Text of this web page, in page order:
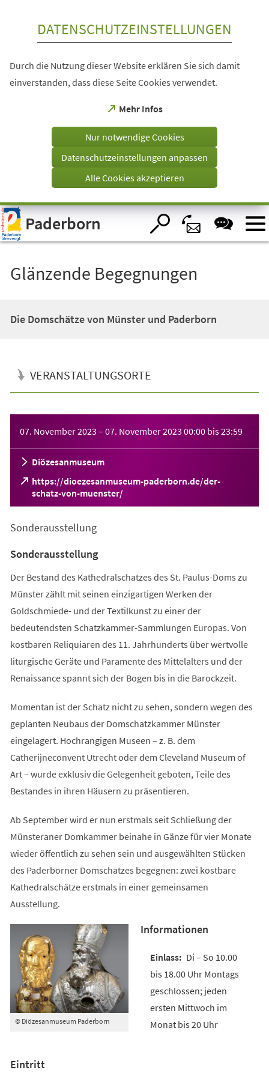
Visuelle
Assistenzsoftware
öffnen.
DATENSCHUTZEINSTELLUNGEN
Durch die Nutzung dieser Website erklären Sie sich damit
einverstanden, dass diese Seite Cookies verwendet.
Mehr Infos
(Öffnet
einem
Tab)
Nur notwendige Cookies
Datenschutzeinstellungen anpassen
Alle Cookies akzeptieren
Paderborn
Glänzende Begegnungen
Die Domschätze von Münster und Paderborn
VERANSTALTUNGSORTE
07. November 2023 – 07. November 2023 00:00 bis23:59
Diözesanmuseum
https://dioezesanmuseum-paderborn.de/der-
schatz-von-muenster/
(Öffnet
in
neuen
Sonderausstellung
Sonderausstellung
Der Bestand des Kathedralschatzes des St. Paulus-Doms zu
Münster zählt mit seinen einzigartigen Werken der
Goldschmiede- und der Textilkunst zu einer der
bedeutendsten Schatzkammer-Sammlungen Europas. Von
kostbaren Reliquiaren des 11. Jahrhunderts über wertvolle
liturgische Geräte und Paramente des Mittelalters und der
Renaissance spannt sich der Bogen bis in die Barockzeit.
Momentan ist der Schatz nicht zu sehen, sondern wegen des
geplanten Neubaus der Domschatzkammer Münster
eingelagert. Hochrangigen Museen – z. B. dem
Catherijneconvent Utrecht oder dem Cleveland Museum of
Art – wurde exklusiv die Gelegenheit geboten, Teile des
Bestandes in ihren Häusern zu präsentieren.
Ab September wird er nun erstmals seit Schließung der
Münsteraner Domkammer beinahe in Gänze für vier Monate
wieder öffentlich zu sehen sein und ausgewählten Stücken
des Paderborner Domschatzes begegnen: zwei kostbare
Kathedralschätze erstmals in einer gemeinsamen
Ausstellung.
© Diözesanmuseum Paderborn
Informationen
Di – So 10.00
bis 18.00 Uhr Montags
geschlossen; jeden
ersten Mittwoch im
Monat bis 20 Uhr
Eintritt